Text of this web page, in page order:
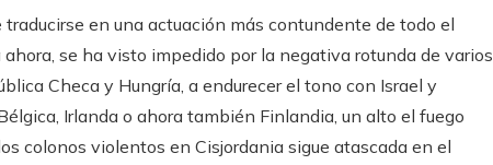
en una actuación más contundente de todo el
se ha visto impedido por la negativa rotunda de varios
Checa y Hungría, a endurecer el tono con Israel y
Irlanda o ahora también Finlandia, un alto el fuego
colonos violentos en Cisjordania sigue atascada en el